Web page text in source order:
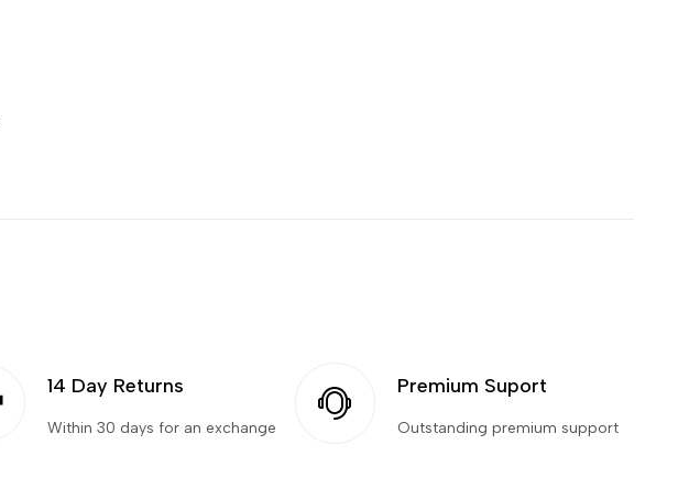
14 Day Returns
Within 30 days for an exchange
Premium Suport
Outstanding premium support